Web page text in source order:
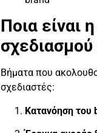
Ποια είναι
Βήματα που
σχεδιαστές:
Κατανόηση του